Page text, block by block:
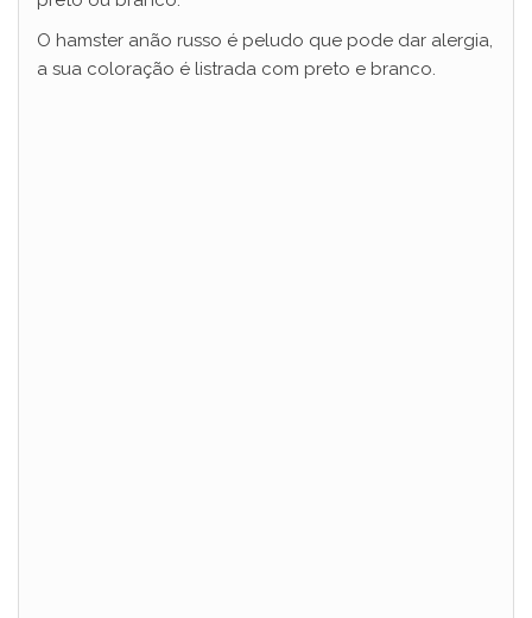
O hamster anão russo é peludo que pode dar alergia,
a sua coloração é listrada com preto e branco.